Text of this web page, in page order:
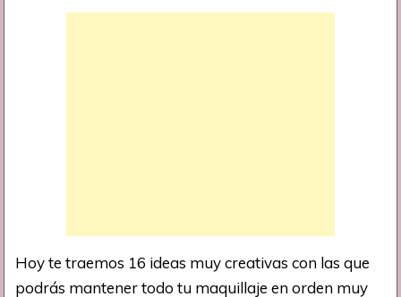
Hoy te traemos 16 ideas muy creativas con las que
podrás mantener todo tu maquillaje en orden muy